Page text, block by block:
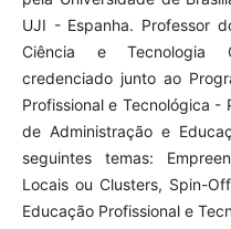
UJI - Espanha. Professor
Ciência e Tecnologia
credenciado junto ao
Profissional e Tecnológica -
de Administração e
seguintes temas:
Locais ou Clusters, Spin-
Educação Profissional e